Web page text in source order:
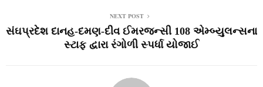
NEXT POST
સંઘપ્રદેશ દાનહ-દમણ-દીવ ઈમરજન્‍સી 108 એમ્‍બ્‍યુલન્‍સના
સ્‍ટાફ દ્વારા રંગોળી સ્‍પર્ધા યોજાઈ